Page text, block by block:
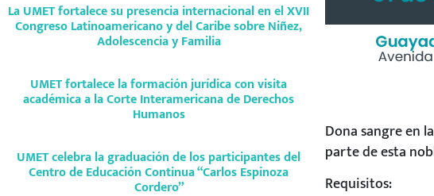
La UMET fortalece su presencia internacional en el XVII
Congreso Latinoamericano y del Caribe sobre Niñez,
Adolescencia y Familia
UMET fortalece la formación jurídica con visita
académica a la Corte Interamericana de Derechos
Humanos
UMET celebra la graduación de los participantes del
Centro de Educación Continua “Carlos Espinoza
Cordero”
Dona sangre en
parte de esta
Requisitos: